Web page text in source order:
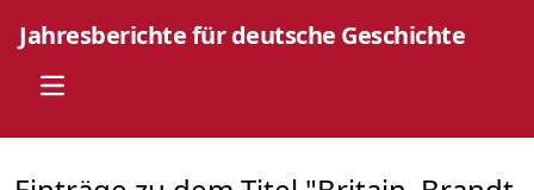
Jahresberichte für deutsche Geschichte
Open main menu